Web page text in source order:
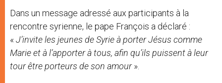
Dans un message adressé aux participants à la
rencontre syrienne, le pape François a déclaré :
« J’invite les jeunes de Syrie à porter Jésus comme
Marie et à l’apporter à tous, afin qu’ils puissent à leur
tour être porteurs de son amour».